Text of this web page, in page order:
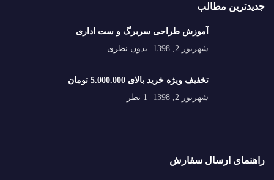
جدیدترین مطالب
آموزش طراحی سربرگ و ست اداری
شهریور 2, 1398
بدون نظری
تخفیف ویژه خرید بالای 5.000.000 تومان
شهریور 2, 1398
1 نظر
راهنمای ارسال سفارش